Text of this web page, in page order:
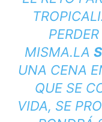
MISMA.LA
UNA CENA
QUE SE
VIDA, SE